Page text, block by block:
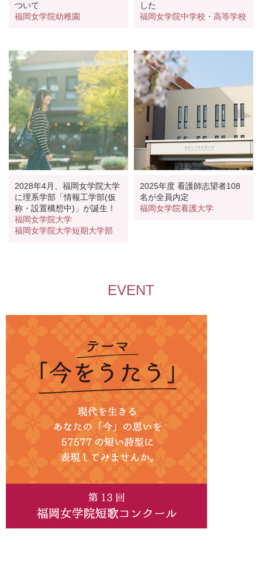
ついて
福岡女学院幼稚園
した
福岡女学院中学校・高等学校
2028年4月、福岡女学院大学
に理系学部「情報工学部(仮
称・設置構想中)」が誕生！
福岡女学院大学
福岡女学院大学短期大学部
2025年度 看護師志望者108
名が全員内定
福岡女学院看護大学
EVENT